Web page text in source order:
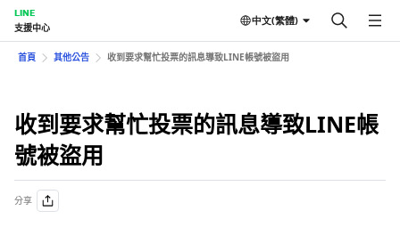
LINE
支援中心
中文(繁體)
首頁 其他公告 收到要求幫忙投票的訊息導致LINE帳號被盜用
收到要求幫忙投票的訊息導致LINE帳
號被盜用
分享